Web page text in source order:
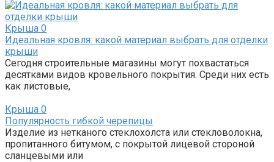
Крыша 0
Идеальная кровля: какой материал выбрать для отделки
крыши
Сегодня строительные магазины могут похвастаться
десятками видов кровельного покрытия. Среди них есть
как листовые,
Крыша 0
Популярность гибкой черепицы
Изделие из нетканого стеклохолста или стекловолокна,
пропитанного битумом, с покрытой лицевой стороной
сланцевыми или